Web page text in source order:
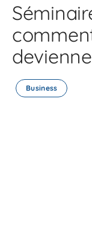
Business